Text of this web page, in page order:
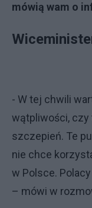
mówią wam o
- W tej chwili
wątpliwości, czy
szczepień. Te
nie chce
w Polsce.
– mówi w